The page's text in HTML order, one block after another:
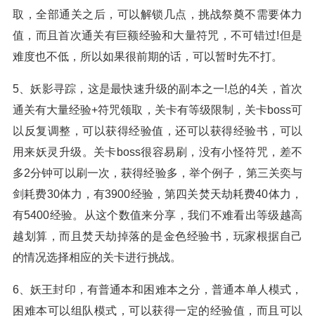
取，全部通关之后，可以解锁几点，挑战祭奠不需要体力
值，而且首次通关有巨额经验和大量符咒，不可错过!但是
难度也不低，所以如果很前期的话，可以暂时先不打。
5、妖影寻踪，这是最快速升级的副本之一!总的4关，首次
通关有大量经验+符咒领取，关卡有等级限制，关卡boss可
以反复调整，可以获得经验值，还可以获得经验书，可以
用来妖灵升级。关卡boss很容易刷，没有小怪符咒，差不
多2分钟可以刷一次，获得经验多，举个例子，第三关奕与
剑耗费30体力，有3900经验，第四关焚天劫耗费40体力，
有5400经验。从这个数值来分享，我们不难看出等级越高
越划算，而且焚天劫掉落的是金色经验书，玩家根据自己
的情况选择相应的关卡进行挑战。
6、妖王封印，有普通本和困难本之分，普通本单人模式，
困难本可以组队模式，可以获得一定的经验值，而且可以